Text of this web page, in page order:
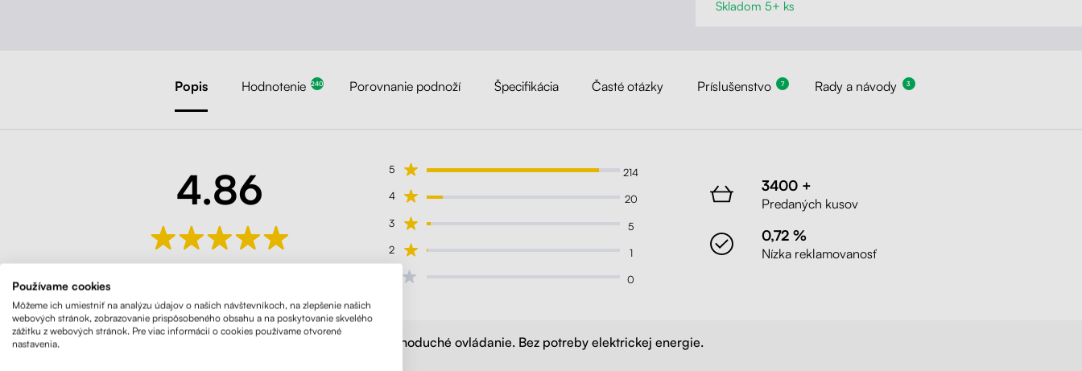
Skladom 5+ ks
Popis Hodnotenie 240 Porovnanie podnoží Špecifikácia Časté otázky Príslušenstvo 7 Rady a návody 3
4.86 5
214
4
20
3
5
2
1
0
3400 +
Predaných kusov
0,72 %
Nízka reklamovanosť
Jednoduché ovládanie. Bez potreby elektrickej energie.
Používame cookies
Môžeme ich umiestniť na analýzu údajov o našich návštevníkoch, na zlepšenie našich
webových stránok, zobrazovanie prispôsobeného obsahu a na poskytovanie skvelého
zážitku z webových stránok. Pre viac informácií o cookies používame otvorené
nastavenia.